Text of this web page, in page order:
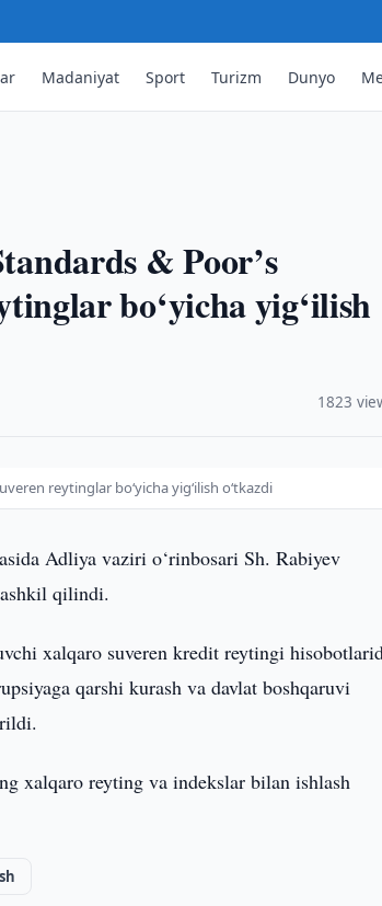
Madaniyat Sport Turizm Dunyo
& Poor’s
bo‘yicha yig‘ilish
1823
reytinglar bo‘yicha yig‘ilish o‘tkazdi
Adliya vaziri o‘rinbosari Sh. Rabiyev
qilindi.
xalqaro suveren kredit reytingi
qarshi kurash va davlat boshqaruvi
xalqaro reyting va indekslar bilan ishlash